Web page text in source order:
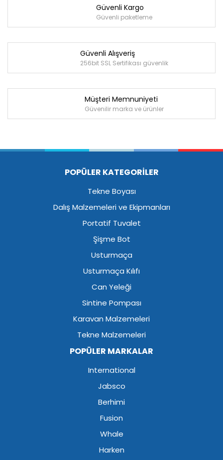
Güvenli Kargo
Güvenli paketleme
Güvenli Alışveriş
256bit SSL Sertifikası güvenlik
Müşteri Memnuniyeti
Güvenilir marka ve ürünler
POPÜLER KATEGORİLER
Tekne Boyası
Dalış Malzemeleri ve Ekipmanları
Portatif Tuvalet
Şişme Bot
Usturmaça
Usturmaça Kılıfı
Can Yeleği
Sintine Pompası
Karavan Malzemeleri
Tekne Malzemeleri
POPÜLER MARKALAR
International
Jabsco
Berhimi
Fusion
Whale
Harken